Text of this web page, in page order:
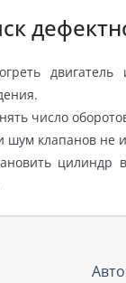
двигатель
число
шум клапанов не
цилиндр